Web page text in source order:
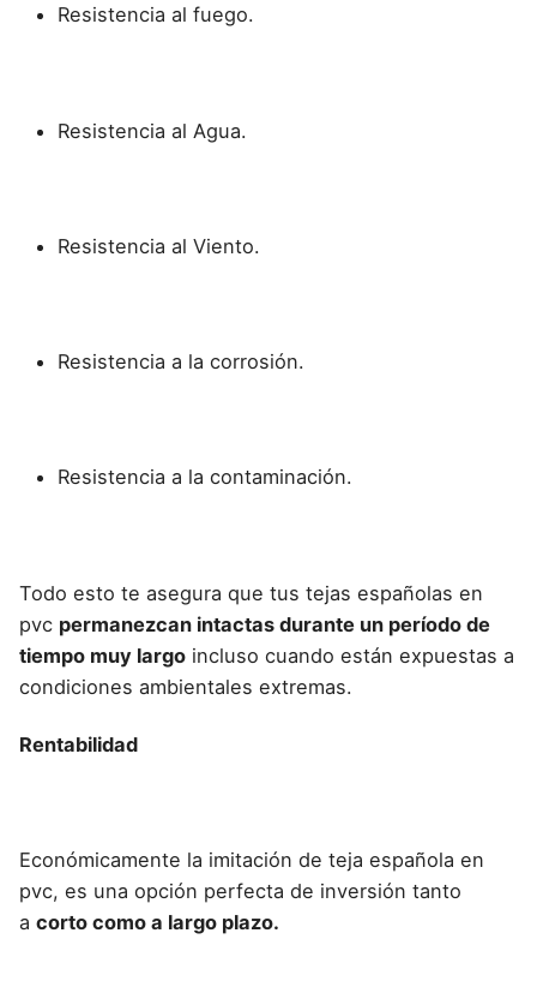
Resistencia al fuego.
Resistencia al Agua.
Resistencia al Viento.
Resistencia a la corrosión.
Resistencia a la contaminación.
Todo esto te asegura que tus tejas españolas en
pvc permanezcan intactas durante un período de
tiempo muy largo incluso cuando están expuestas a
condiciones ambientales extremas.
Rentabilidad
Económicamente la imitación de teja española en
pvc, es una opción perfecta de inversión tanto
a corto como a largo plazo.